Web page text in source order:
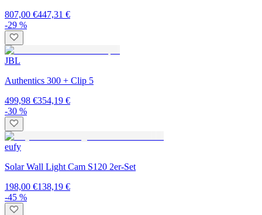
807,00 €447,31 €
-29 %
JBL
Authentics 300 + Clip 5
499,98 €354,19 €
-30 %
eufy
Solar Wall Light Cam S120 2er-Set
198,00 €138,19 €
-45 %